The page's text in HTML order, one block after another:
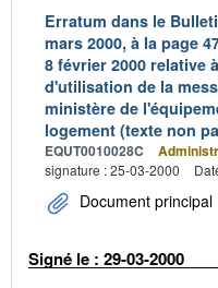
Erratum dans le
mars 2000, à la page
8 février 2000 relative
d'utilisation de la
ministère de
logement (texte non
EQUT0010028C
signature : 25-03-2000
Document principal
Signé le : 29-03-2000